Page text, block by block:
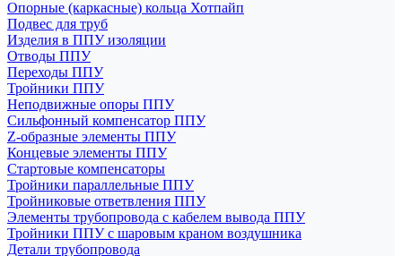
Опорные (каркасные) кольца Хотпайп
Подвес для труб
Изделия в ППУ изоляции
Отводы ППУ
Переходы ППУ
Тройники ППУ
Неподвижные опоры ППУ
Cильфонный компенсатор ППУ
Z-образные элементы ППУ
Концевые элементы ППУ
Стартовые компенсаторы
Тройники параллельные ППУ
Тройниковые ответвления ППУ
Элементы трубопровода с кабелем вывода ППУ
Тройники ППУ с шаровым краном воздушника
Детали трубопровода